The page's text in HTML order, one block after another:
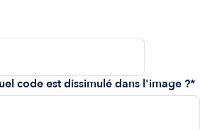
code est dissimulé dans l'image ?